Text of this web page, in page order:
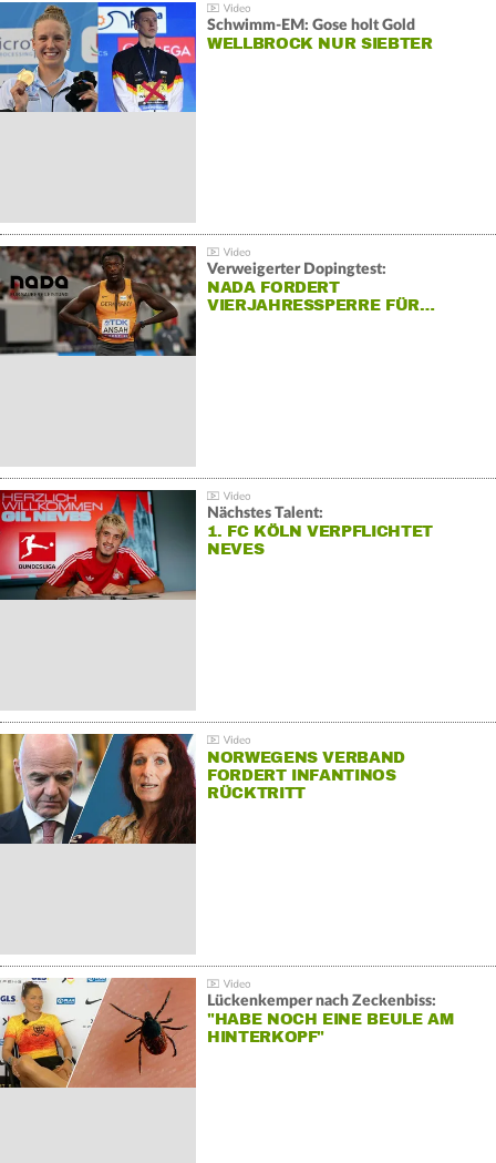
Schwimm-EM: Gose holt Gold
WELLBROCK NUR SIEBTER
Verweigerter Dopingtest:
NADA FORDERT
VIERJAHRESSPERRE FÜR…
Nächstes Talent:
1. FC KÖLN VERPFLICHTET
NEVES
NORWEGENS VERBAND
FORDERT INFANTINOS
RÜCKTRITT
Lückenkemper nach Zeckenbiss:
"HABE NOCH EINE BEULE AM
HINTERKOPF"